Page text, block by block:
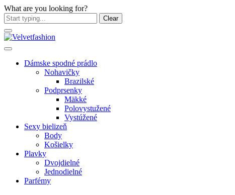
What are you looking for?
Clear
Dámske spodné prádlo
Nohavičky
Brazilské
Podprsenky
Mäkké
Polovystužené
Vystúžené
Sexy bielizeň
Body
Košielky
Plavky
Dvojdielné
Jednodielné
Parfémy